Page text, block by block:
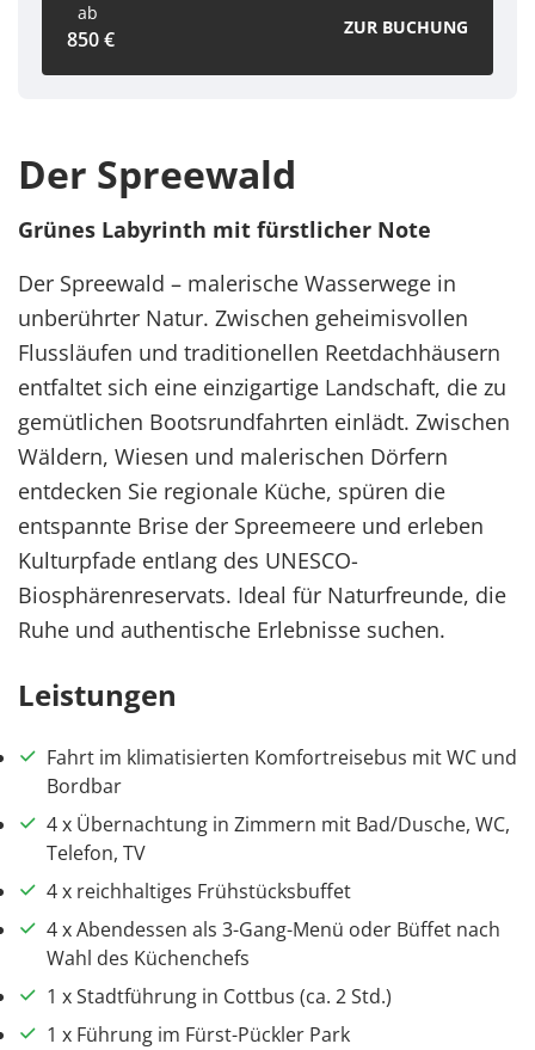
ab
850 € ZUR BUCHUNG
Der Spreewald
Grünes Labyrinth mit fürstlicher Note
Der Spreewald – malerische Wasserwege in
unberührter Natur. Zwischen geheimisvollen
Flussläufen und traditionellen Reetdachhäusern
entfaltet sich eine einzigartige Landschaft, die zu
gemütlichen Bootsrundfahrten einlädt. Zwischen
Wäldern, Wiesen und malerischen Dörfern
entdecken Sie regionale Küche, spüren die
entspannte Brise der Spreemeere und erleben
Kulturpfade entlang des UNESCO-
Biosphärenreservats. Ideal für Naturfreunde, die
Ruhe und authentische Erlebnisse suchen.
Leistungen
Fahrt im klimatisierten Komfortreisebus mit WC und
Bordbar
4 x Übernachtung in Zimmern mit Bad/Dusche, WC,
Telefon, TV
4 x reichhaltiges Frühstücksbuffet
4 x Abendessen als 3-Gang-Menü oder Büffet nach
Wahl des Küchenchefs
1 x Stadtführung in Cottbus (ca. 2 Std.)
1 x Führung im Fürst-Pückler Park